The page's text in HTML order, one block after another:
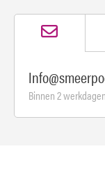
Binnen 2